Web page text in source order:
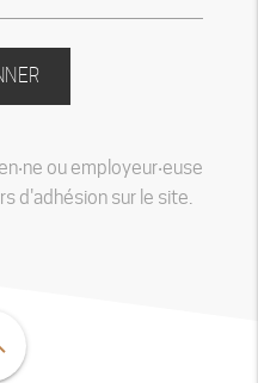
ou employeur‧euse
d'adhésion sur le site.